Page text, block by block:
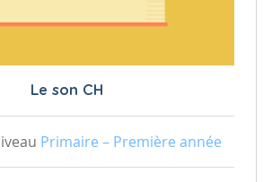
Le son CH
Primaire – Première année